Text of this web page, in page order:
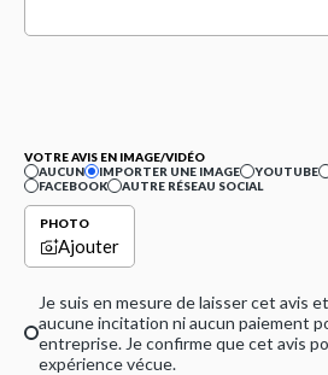
VOTRE AVIS EN IMAGE/VIDÉO
AUCUN
IMPORTER UNE IMAGE YOUTUBE
FACEBOOK
AUTRE RÉSEAU SOCIAL
PHOTO
Ajouter
Je suis en mesure de laisser cet avis
aucune incitation ni aucun paiement
entreprise. Je confirme que cet avis
expérience vécue.